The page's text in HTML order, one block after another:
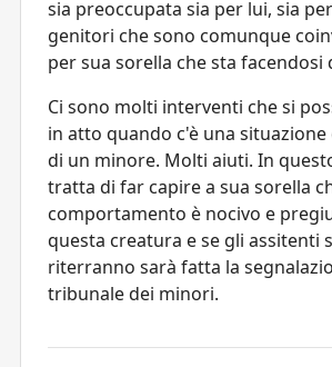
sia preoccupata sia per lui, sia
genitori che sono comunque
per sua sorella che sta facendosi
Ci sono molti interventi che si
in atto quando c'è una
di un minore. Molti aiuti. In
tratta di far capire a sua sorella
comportamento è nocivo e
questa creatura e se gli assitenti
riterranno sarà fatta la
tribunale dei minori.